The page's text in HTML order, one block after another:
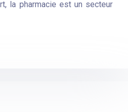
la pharmacie est un secteur